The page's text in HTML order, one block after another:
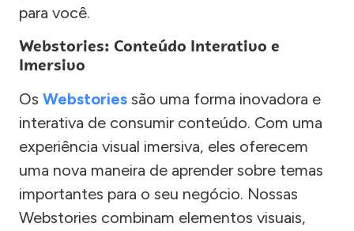
para você.
Webstories: Conteúdo Interativo e
Imersivo
Os Webstories são uma forma inovadora e
interativa de consumir conteúdo. Com uma
experiência visual imersiva, eles oferecem
uma nova maneira de aprender sobre temas
importantes para o seu negócio. Nossas
Webstories combinam elementos visuais,